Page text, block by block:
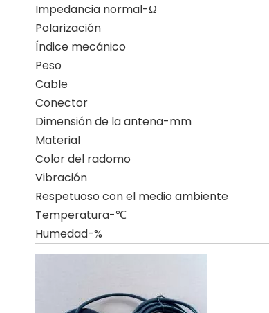
Impedancia normal-Ω
Polarización
Índice mecánico
Peso
Cable
Conector
Dimensión de la antena-mm
Material
Color del radomo
Vibración
Respetuoso con el medio ambiente
Temperatura-℃
Humedad-%